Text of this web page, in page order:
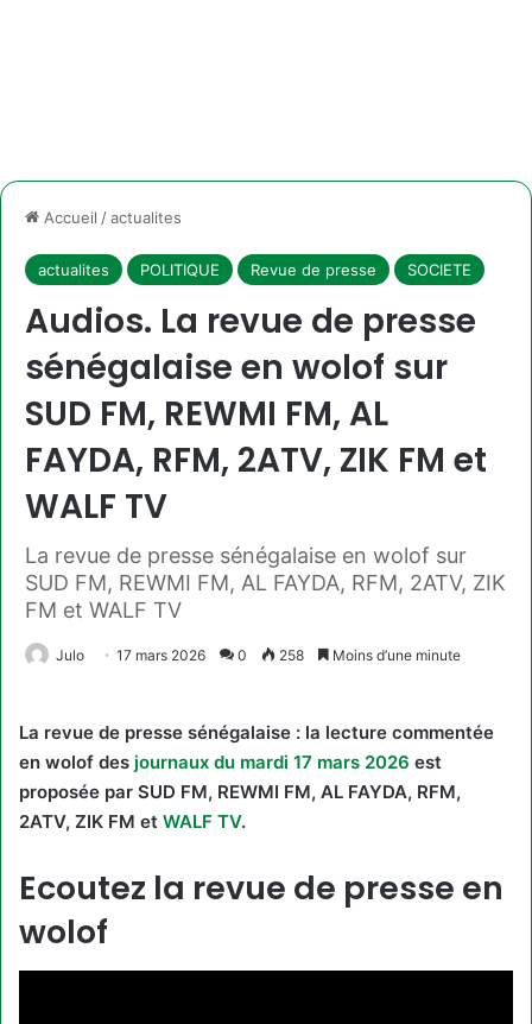
Accueil /actualites
actualites POLITIQUE Revue de presse SOCIETE
Audios. La revue de presse
sénégalaise en wolof sur
SUD FM, REWMI FM, AL
FAYDA, RFM, 2ATV, ZIK FM et
WALF TV
La revue de presse sénégalaise en wolof sur
SUD FM, REWMI FM, AL FAYDA, RFM, 2ATV, ZIK
FM et WALF TV
Julo 17 mars 2026 0 258 Moins d’une minute
La revue de presse sénégalaise : la lecture commentée
en wolof des journaux du mardi 17 mars 2026 est
proposée par SUD FM, REWMI FM, AL FAYDA, RFM,
2ATV, ZIK FM et WALF TV.
Ecoutez la revue de presse en
wolof